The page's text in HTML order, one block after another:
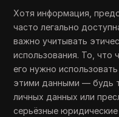
Хотя информация,
часто легально
важно учитывать
использования. То, что
его нужно
этими данными — будь
личных данных или
серьёзные